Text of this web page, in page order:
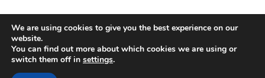
We are using cookies to give you the best experience on our
website.
You can find out more about which cookies we are using or
switch them off in settings.